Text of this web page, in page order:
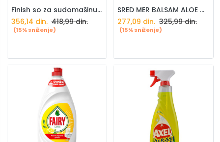
Finish so za sudomašinu 1,5kg
356,14 din. 418,99din.
(15% sniženje)
SRED MER BALSAM ALOE VERE ZA SUDJE 750ml
277,09 din. 325,99din.
(15% sniženje)